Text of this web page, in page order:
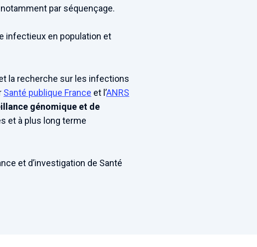
par séquençage.
infectieux en population et
la recherche sur les infections
Santé publique France et l’ANRS
génomique et de
et à plus long terme
et d’investigation de Santé